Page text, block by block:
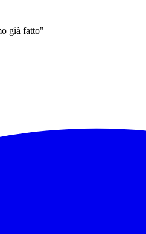
già fatto"